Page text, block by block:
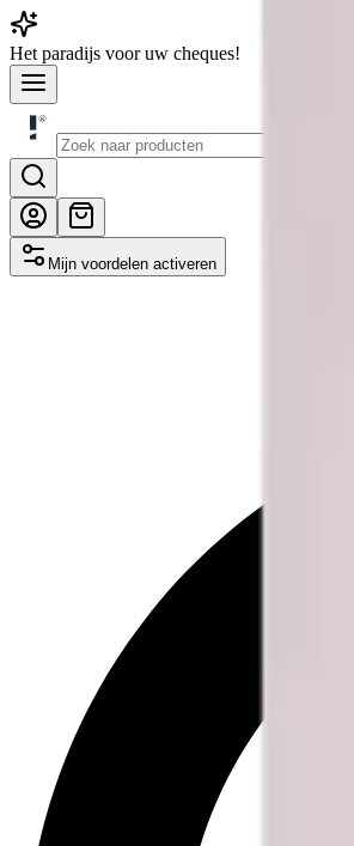
Het paradijs voor uw cheques!
Mijn voordelen activeren